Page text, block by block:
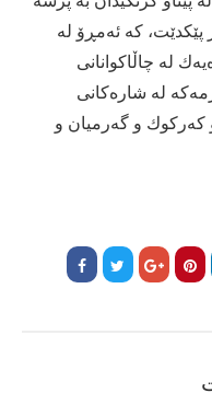
پێکدێت، کە ئەمڕۆ لە
لە چاڵاکوانانی
لە شارەکانی
کەرکوك و گەرمیان و